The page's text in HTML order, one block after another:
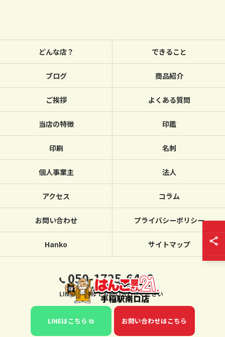
050-1725-6432
繋がらない場合は、
LINE・メールでお問い合わせください
LINEはこちら お問い合わせはこちら
どんな店？ できること
ブログ 商品紹介
ご挨拶 よくある質問
当店の特徴 印鑑
印刷 名刺
個人事業主 法人
アクセス コラム
お問い合わせ プライバシーポリシー
Hanko サイトマップ
© 2026 北海道札幌のハンコならはんこ屋さん21手稲駅南口店 ALL RIGHTS
RESERVED.